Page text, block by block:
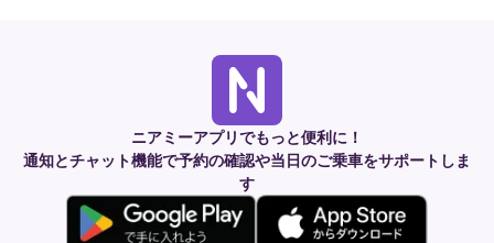
ニアミーアプリでもっと便利に！
通知とチャット機能で予約の確認や当日のご乗車をサポートしま
す